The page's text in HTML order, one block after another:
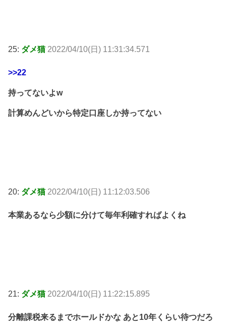
25: ダメ猫 2022/04/10(日) 11:31:34.571
>>22
持ってないよw
計算めんどいから特定口座しか持ってない
20: ダメ猫 2022/04/10(日) 11:12:03.506
本業あるなら少額に分けて毎年利確すればよくね
21: ダメ猫 2022/04/10(日) 11:22:15.895
分離課税来るまでホールドかな あと10年くらい待つだろ